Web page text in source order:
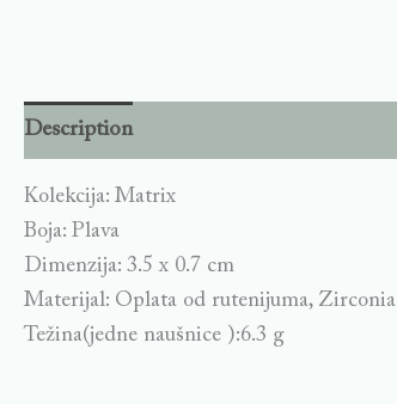
Description
Kolekcija: Matrix
Boja: Plava
Dimenzija: 3.5 x 0.7 cm
Materijal: Oplata od rutenijuma, Zirconia
Težina(jedne naušnice ):6.3 g